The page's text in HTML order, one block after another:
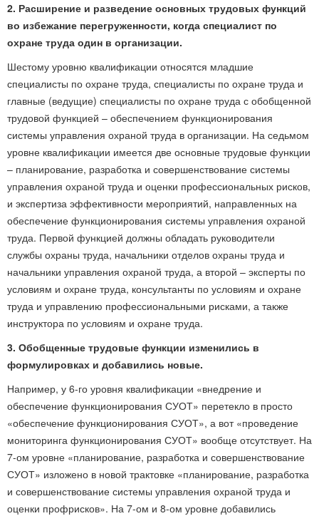
2. Расширение и разведение основных трудовых функций
во избежание перегруженности, когда специалист по
охране труда один в организации.
Шестому уровню квалификации относятся младшие
специалисты по охране труда, специалисты по охране труда и
главные (ведущие) специалисты по охране труда с обобщенной
трудовой функцией – обеспечением функционирования
системы управления охраной труда в организации. На седьмом
уровне квалификации имеется две основные трудовые функции
– планирование, разработка и совершенствование системы
управления охраной труда и оценки профессиональных рисков,
и экспертиза эффективности мероприятий, направленных на
обеспечение функционирования системы управления охраной
труда. Первой функцией должны обладать руководители
службы охраны труда, начальники отделов охраны труда и
начальники управления охраной труда, а второй – эксперты по
условиям и охране труда, консультанты по условиям и охране
труда и управлению профессиональными рисками, а также
инструктора по условиям и охране труда.
3. Обобщенные трудовые функции изменились в
формулировках и добавились новые.
Например, у 6-го уровня квалификации «внедрение и
обеспечение функционирования СУОТ» перетекло в просто
«обеспечение функционирования СУОТ», а вот «проведение
мониторинга функционирования СУОТ» вообще отсутствует. На
7-ом уровне «планирование, разработка и совершенствование
СУОТ» изложено в новой трактовке «планирование, разработка
и совершенствование системы управления охраной труда и
оценки профрисков». На 7-ом и 8-ом уровне добавились